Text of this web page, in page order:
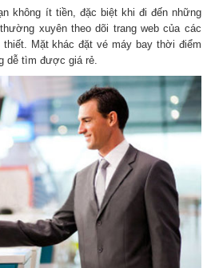
không ít tiền, đặc biệt khi đi đến những
xuyên theo dõi trang web của các
thiết. Mặt khác đặt vé máy bay thời điểm
dễ tìm được giá rẻ.